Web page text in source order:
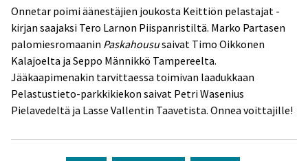
Onnetar poimi äänestäjien joukosta Keittiön pelastajat -
kirjan saajaksi Tero Larnon Piispanristiltä. Marko Partasen
palomiesromaanin Paskahoususaivat Timo Oikkonen
Kalajoelta ja Seppo Männikkö Tampereelta.
Jääkaapimenakin tarvittaessa toimivan laadukkaan
Pelastustieto-parkkikiekon saivat Petri Wasenius
Pielavedeltä ja Lasse Vallentin Taavetista. Onnea voittajille!